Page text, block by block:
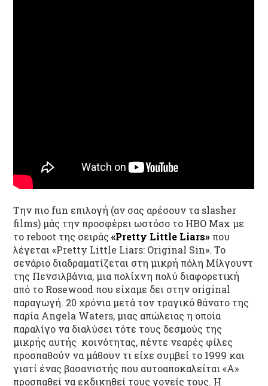
Την πιο fun επιλογή (αν σας αρέσουν τα slasher
films) μάς την προσφέρει ωστόσο το HBO Max με
το reboot της σειράς«Pretty Little Liars» που
λέγεται «Pretty Little Liars: Original Sin». Το
σενάριο διαδραματίζεται στη μικρή πόλη Μίλγουντ
της Πενσιλβάνια, μια πολίχνη πολύ διαφορετική
από το Rosewood που είχαμε δει στην original
παραγωγή. 20 χρόνια μετά τον τραγικό θάνατο της
παρία Angela Waters, μιας απώλειας η οποία
παραλίγο να διαλύσει τότε τους δεσμούς της
μικρής αυτής κοινότητας, πέντε νεαρές φίλες
προσπαθούν να μάθουν τι είχε συμβεί το 1999 και
γιατί ένας βασανιστής που αυτοαποκαλείται «Α»
προσπαθεί να εκδικηθεί τους γονείς τους. Η